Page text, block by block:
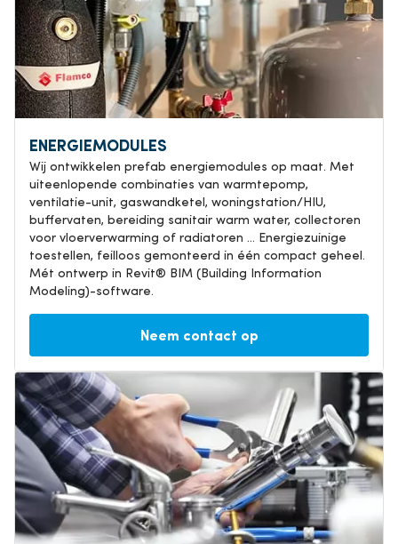
ENERGIEMODULES
Wij ontwikkelen prefab energiemodules op maat. Met
uiteenlopende combinaties van warmtepomp,
ventilatie-unit, gaswandketel, woningstation/HIU,
buffervaten, bereiding sanitair warm water, collectoren
voor vloerverwarming of radiatoren … Energiezuinige
toestellen, feilloos gemonteerd in één compact geheel.
Mét ontwerp in Revit® BIM (Building Information
Modeling)-software.
Neem contact op